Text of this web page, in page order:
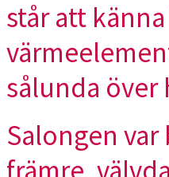
står att
sålunda över
Salongen